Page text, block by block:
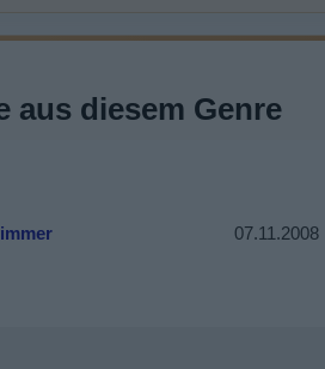
aus diesem Genre
07.11.2008